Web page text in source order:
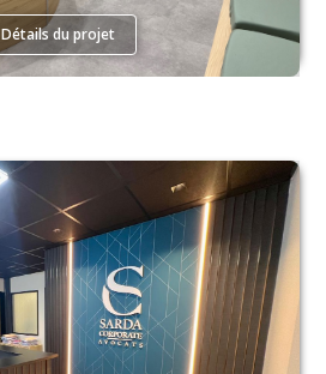
Détails du projet